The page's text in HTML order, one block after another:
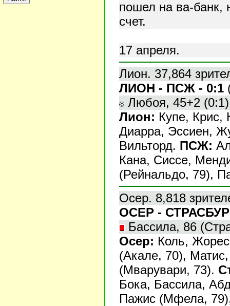
пошел на ва-банк,
счет.
17 апреля.
Лион. 37,864
ЛИОН - ПСЖ - 0:1
Любоя, 45+2
Лион: Купе, Крис,
Диарра, Эссиен,
Вильторд. ПСЖ:
Кана, Сиссе,
(Рейнальдо, 79),
Осер. 8,818
ОСЕР -
Бассила, 86
Осер: Коль,
(Акале, 70),
(Мварувари, 73).
Бока, Бассила,
Пажис (Мфела,